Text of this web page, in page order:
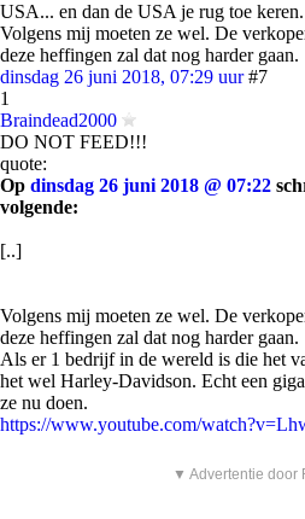
USA... en dan de USA je rug toe keren.
Volgens mij moeten ze wel. De
deze heffingen zal dat nog harder gaan.
dinsdag 26 juni 2018, 07:29 uur #7
1
Braindead2000
DO NOT FEED!!!
quote:
Op dinsdag 26 juni 2018 @ 07:22
volgende:
[..]
Volgens mij moeten ze wel. De
deze heffingen zal dat nog harder gaan.
Als er 1 bedrijf in de wereld is die het
het wel Harley-Davidson. Echt een
ze nu doen.
https://www.youtube.com/
▼ Advertentie door